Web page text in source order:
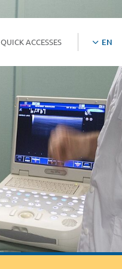
QUICK ACCESSES EN